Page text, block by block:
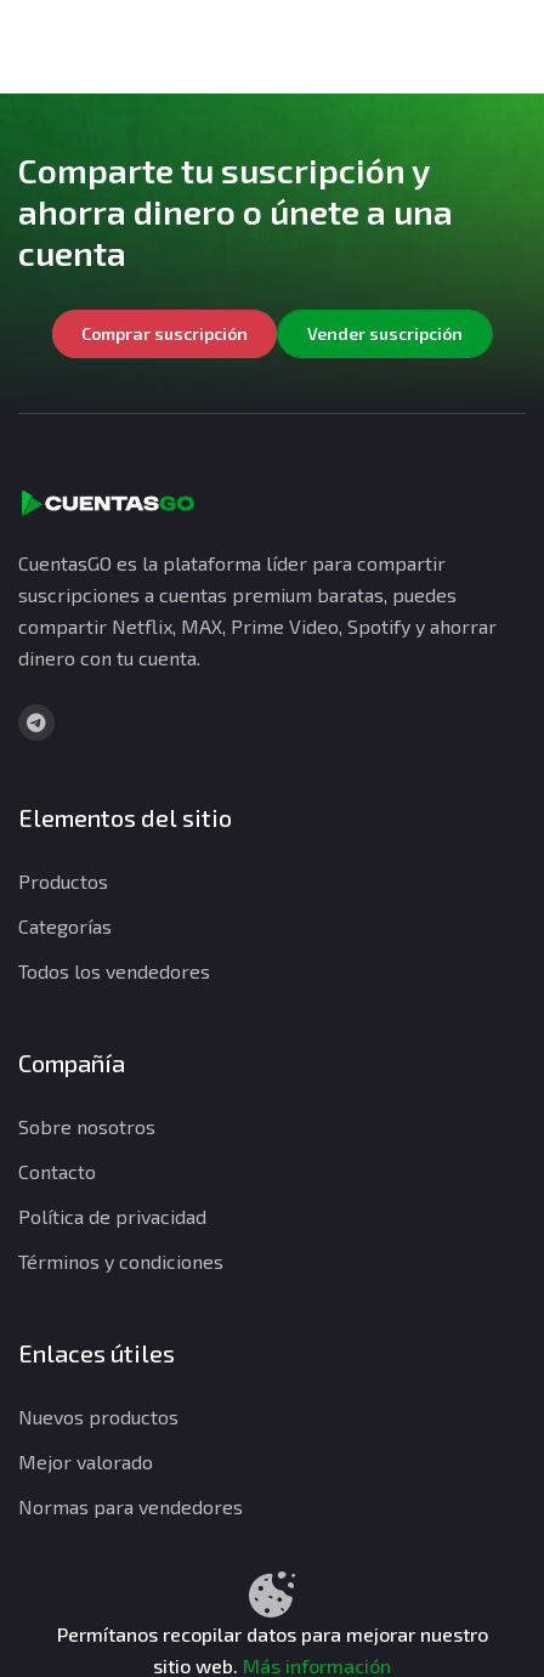
Comparte tu suscripción y
ahorra dinero o únete a una
cuenta
Comprar suscripción Vender suscripción
CuentasGO es la plataforma líder para compartir
suscripciones a cuentas premium baratas, puedes
compartir Netflix, MAX, Prime Video, Spotify y ahorrar
dinero con tu cuenta.
Elementos del sitio
Productos
Categorías
Todos los vendedores
Compañía
Sobre nosotros
Contacto
Política de privacidad
Términos y condiciones
Enlaces útiles
Nuevos productos
Mejor valorado
Normas para vendedores
Términos y condiciones
CuentasGO © 2026. Todos los derechos reservados.
Permítanos recopilar datos para mejorar nuestro
sitio web. Más información